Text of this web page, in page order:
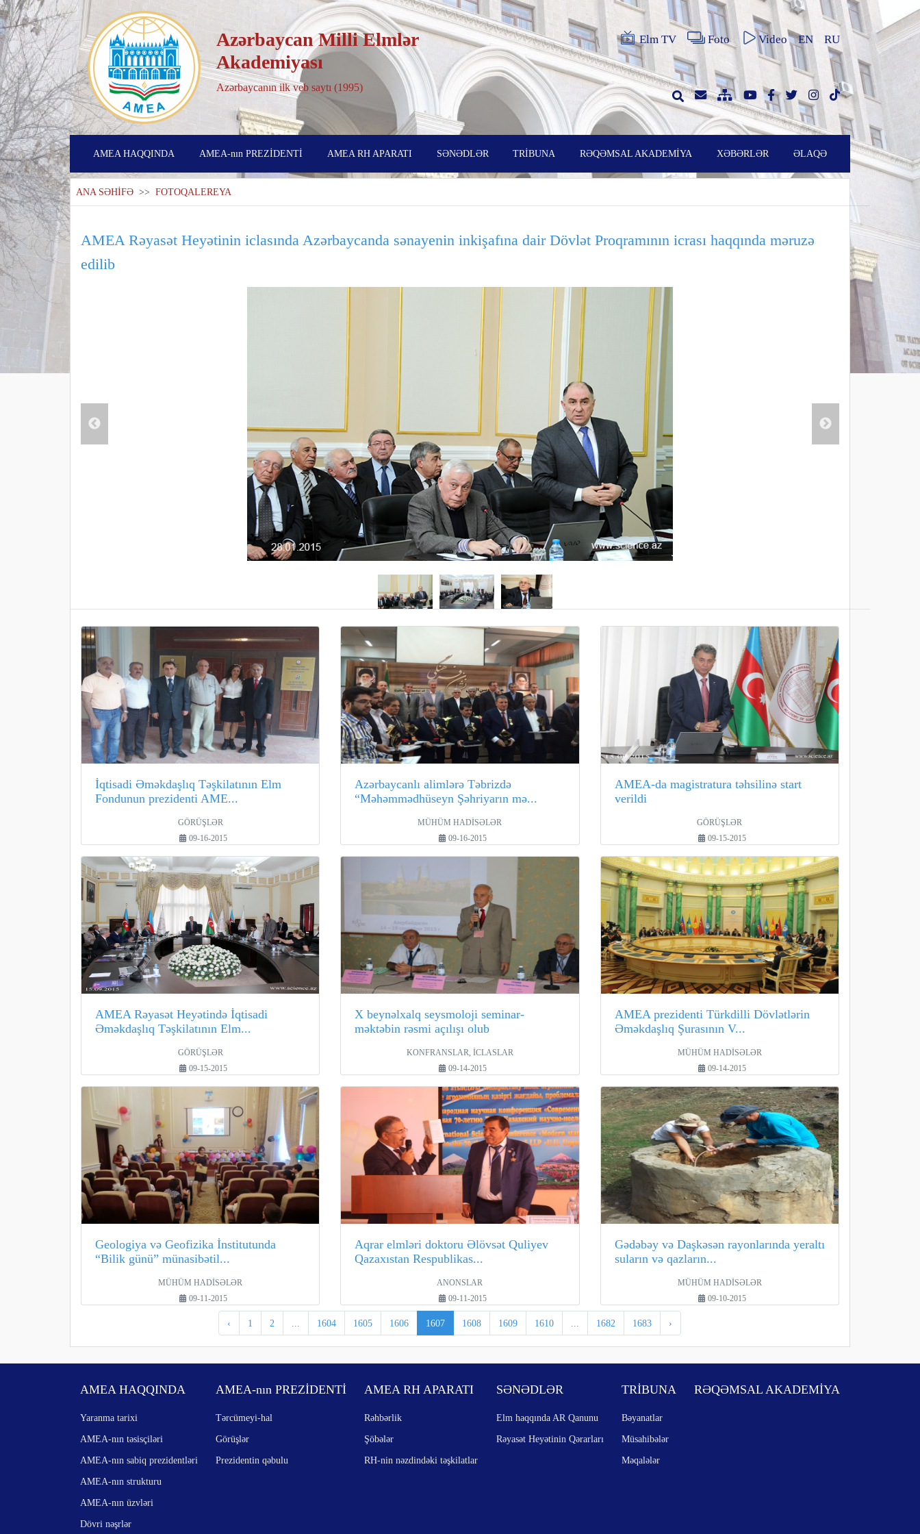
Azərbaycan Milli Elmlər
Akademiyası
Azərbaycanın ilk veb saytı (1995)
Elm TV Foto Video EN RU
AMEA HAQQINDA AMEA-nın PREZİDENTİ AMEA RH APARATI SƏNƏDLƏR TRİBUNA RƏQƏMSAL AKADEMİYA XƏBƏRLƏR ƏLAQƏ
ANA SƏHİFƏ >> FOTOQALEREYA
AMEA Rəyasət Heyətinin iclasında Azərbaycanda sənayenin inkişafına dair Dövlət Proqramının icrası haqqında məruzə
edilib
İqtisadi Əməkdaşlıq Təşkilatının Elm
Fondunun prezidenti AME...
GÖRÜŞLƏR
09-16-2015
Azərbaycanlı alimlərə Təbrizdə
“Məhəmmədhüseyn Şəhriyarın mə...
MÜHÜM HADİSƏLƏR
09-16-2015
AMEA-da magistratura təhsilinə start
verildi
GÖRÜŞLƏR
09-15-2015
AMEA Rəyasət Heyətində İqtisadi
Əməkdaşlıq Təşkilatının Elm...
GÖRÜŞLƏR
09-15-2015
X beynəlxalq seysmoloji seminar-
məktəbin rəsmi açılışı olub
KONFRANSLAR, İCLASLAR
09-14-2015
AMEA prezidenti Türkdilli Dövlətlərin
Əməkdaşlıq Şurasının V...
MÜHÜM HADİSƏLƏR
09-14-2015
Geologiya və Geofizika İnstitutunda
“Bilik günü” münasibətil...
MÜHÜM HADİSƏLƏR
09-11-2015
Aqrar elmləri doktoru Əlövsət Quliyev
Qazaxıstan Respublikas...
ANONSLAR
09-11-2015
Gədəbəy və Daşkəsən rayonlarında yeraltı
suların və qazların...
MÜHÜM HADİSƏLƏR
09-10-2015
‹ 1 2 1604 1605 1606 1607 1608 1609 1610 1682 1683 ›
AMEA HAQQINDA
Yaranma tarixi
AMEA-nın təsisçiləri
AMEA-nın sabiq prezidentləri
AMEA-nın strukturu
AMEA-nın üzvləri
Dövri nəşrlər
AMEA-nın PREZİDENTİ
Tərcümeyi-hal
Görüşlər
Prezidentin qəbulu
AMEA RH APARATI
Rəhbərlik
Şöbələr
RH-nin nəzdindəki təşkilatlar
SƏNƏDLƏR
Elm haqqında AR Qanunu
Rəyasət Heyətinin Qərarları
TRİBUNA
Bəyanatlar
Müsahibələr
Məqalələr
RƏQƏMSAL AKADEMİYA